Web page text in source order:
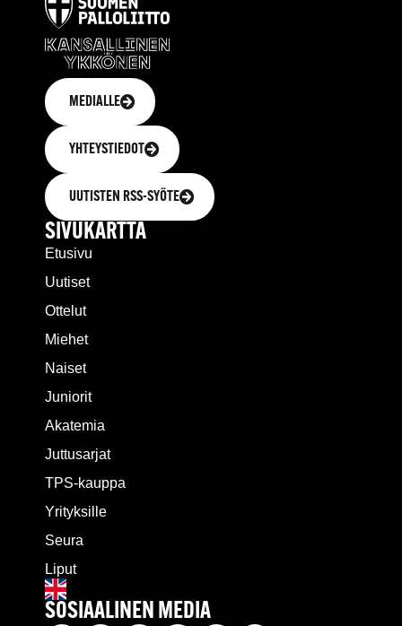
MEDIALLE
YHTEYSTIEDOT
UUTISTEN RSS-SYÖTE
SIVUKARTTA
Etusivu
Uutiset
Ottelut
Miehet
Naiset
Juniorit
Akatemia
Juttusarjat
TPS-kauppa
Yrityksille
Seura
Liput
SOSIAALINEN MEDIA